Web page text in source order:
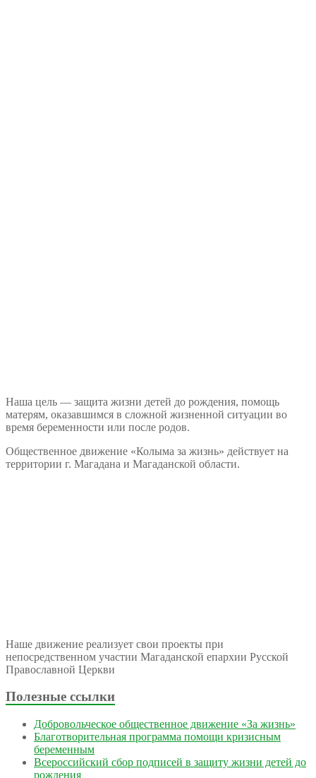
Наша цель — защита жизни детей до рождения, помощь
матерям, оказавшимся в сложной жизненной ситуации во
время беременности или после родов.
Общественное движение «Колыма за жизнь» действует на
территории г. Магадана и Магаданской области.
Наше движение реализует свои проекты при
непосредственном участии Магаданской епархии Русской
Православной Церкви
Полезные ссылки
Добровольческое общественное движение «За жизнь»
Благотворительная программа помощи кризисным
беременным
Всероссийский сбор подписей в защиту жизни детей до
рождения